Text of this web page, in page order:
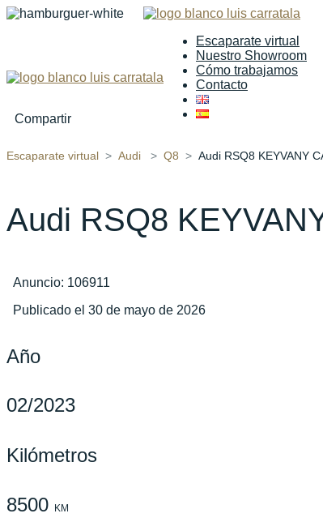
Escaparate virtual
Nuestro Showroom
Cómo trabajamos
Contacto
Compartir
Escaparate virtual Audi Q8 Audi RSQ8 KEYVANY
Audi RSQ8
Anuncio: 106911
Publicado el 30 de mayo de 2026
Año
02/2023
Kilómetros
8500 KM